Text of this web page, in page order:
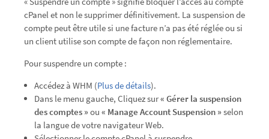
cPanel et non le supprimer définitivement. La suspension de
compte peut être utile si une facture n’a pas été réglée ou si
un client utilise son compte de façon non réglementaire.
Pour suspendre un compte :
Accédez à WHM (Plus de détails).
Dans le menu gauche, Cliquez sur« Gérer la suspension
des comptes » ou « Manage Account Suspension » selon
la langue de votre navigateur Web.